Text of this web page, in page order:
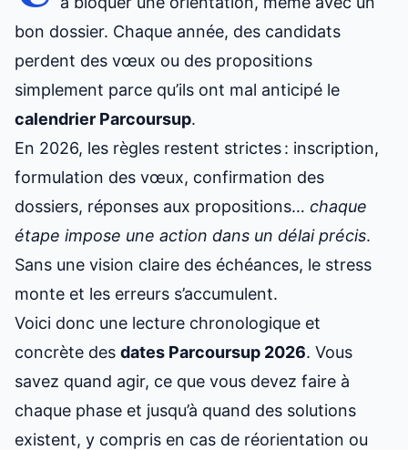
bon dossier. Chaque année, des candidats
perdent des vœux ou des propositions
simplement parce qu’ils ont mal anticipé le
calendrier Parcoursup.
En 2026, les règles restent strictes : inscription,
formulation des vœux, confirmation des
dossiers, réponses aux propositions… chaque
étape impose une action dans un délai précis.
Sans une vision claire des échéances, le stress
monte et les erreurs s’accumulent.
Voici donc une lecture chronologique et
concrète des dates Parcoursup 2026. Vous
savez quand agir, ce que vous devez faire à
chaque phase et jusqu’à quand des solutions
existent, y compris en cas de réorientation ou